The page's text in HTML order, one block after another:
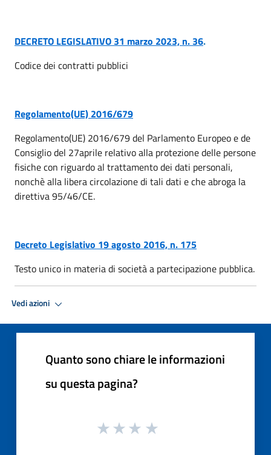
DECRETO LEGISLATIVO 31 marzo 2023, n. 36.
Codice dei contratti pubblici
Regolamento(UE) 2016/679
Regolamento(UE) 2016/679 del Parlamento Europeo e de
Consiglio del 27aprile relativo alla protezione delle persone
fisiche con riguardo al trattamento dei dati personali,
nonchè alla libera circolazione di tali dati e che abroga la
direttiva 95/46/CE.
Decreto Legislativo 19 agosto 2016, n. 175
Testo unico in materia di società a partecipazione pubblica.
Vedi azioni
Quanto sono chiare le informazioni
su questa pagina?